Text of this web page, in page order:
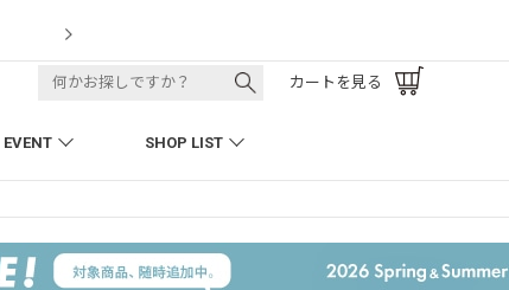
EVENT SHOP LIST
カートを見る